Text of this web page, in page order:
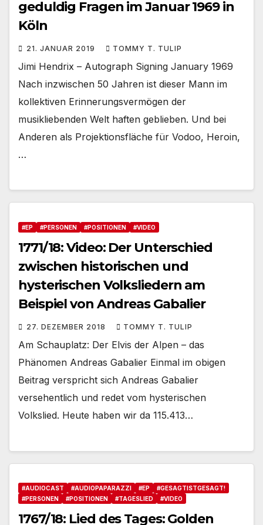
geduldig Fragen im Januar 1969 in
Köln
21. JANUAR 2019 TOMMY T. TULIP
Jimi Hendrix – Autograph Signing January 1969
Nach inzwischen 50 Jahren ist dieser Mann im
kollektiven Erinnerungsvermögen der
musikliebenden Welt haften geblieben. Und bei
Anderen als Projektionsfläche für Vodoo, Heroin,
…
#EP #PERSONEN #POSITIONEN #VIDEO
1771/18: Video: Der Unterschied
zwischen historischen und
hysterischen Volksliedern am
Beispiel von Andreas Gabalier
27. DEZEMBER 2018 TOMMY T. TULIP
Am Schauplatz: Der Elvis der Alpen – das
Phänomen Andreas Gabalier Einmal im obigen
Beitrag verspricht sich Andreas Gabalier
versehentlich und redet vom hysterischen
Volkslied. Heute haben wir da 115.413…
#AUDIOCAST #AUDIOPAPARAZZI #EP
#GESAGTISTGESAGT!
#PERSONEN
#POSITIONEN #TAGESLIED #VIDEO
1767/18: Lied des Tages: Golden